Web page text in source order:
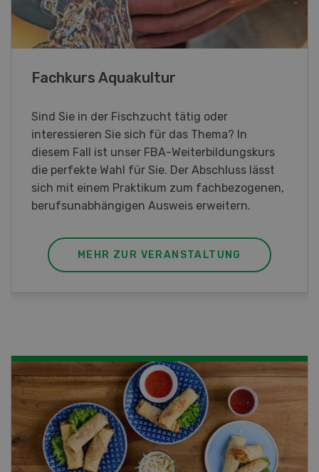
Blick hinter die Kulissen
Am Samstag, 26. und Sonntag, 27. September
2026 öffnet Rapid am Produktionsstandort
Killwangen zum Jubiläum seine Türen.
MEHR ZUR VERANSTALTUNG